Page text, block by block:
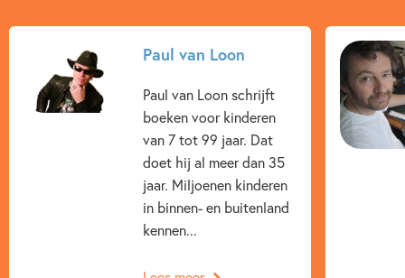
Paul van Loon
Paul van Loon schrijft
boeken voor kinderen
van 7 tot 99 jaar. Dat
doet hij al meer dan 35
jaar. Miljoenen kinderen
in binnen- en buitenland
kennen...